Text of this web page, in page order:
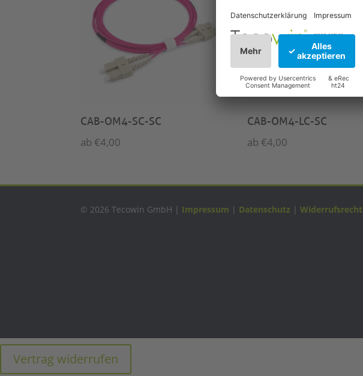
CAB-OM4-SC-SC
ab €4,00
CAB-OM4-LC-SC
ab €4,00
© 2026 Tecowin GmbH | Impressum | Datenschutz |Widerrufsrecht
Vertrag widerrufen